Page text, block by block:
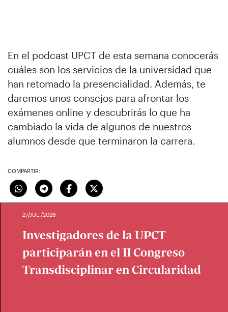
En el podcast UPCT de esta semana conocerás
cuáles son los servicios de la universidad que
han retomado la presencialidad. Además, te
daremos unos consejos para afrontar los
exámenes online y descubrirás lo que ha
cambiado la vida de algunos de nuestros
alumnos desde que terminaron la carrera.
COMPARTIR:
27/JUL./2026
Investigadores de la UPCT
participarán en el II Congreso
Transdisciplinar en Circularidad